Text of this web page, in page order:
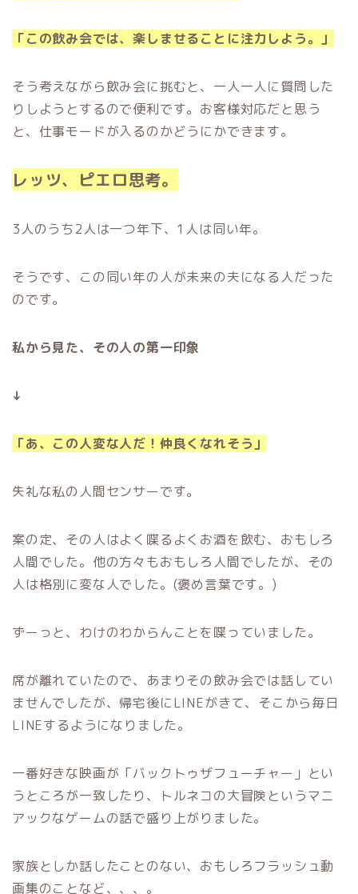
「この飲み会では、楽しませることに注力しよう。」
そう考えながら飲み会に挑むと、一人一人に質問した
りしようとするので便利です。お客様対応だと思う
と、仕事モードが入るのかどうにかできます。
レッツ、ピエロ思考。
3人のうち2人は一つ年下、1人は同い年。
そうです、この同い年の人が未来の夫になる人だった
のです。
私から見た、その人の第一印象
↓
「あ、この人変な人だ！仲良くなれそう」
失礼な私の人間センサーです。
案の定、その人はよく喋るよくお酒を飲む、おもしろ
人間でした。他の方々もおもしろ人間でしたが、その
人は格別に変な人でした。(褒め言葉です。)
ずーっと、わけのわからんことを喋っていました。
席が離れていたので、あまりその飲み会では話してい
ませんでしたが、帰宅後にLINEがきて、そこから毎日
LINEするようになりました。
一番好きな映画が「バックトゥザフューチャー」とい
うところが一致したり、トルネコの大冒険というマニ
アックなゲームの話で盛り上がりました。
家族としか話したことのない、おもしろフラッシュ動
画集のことなど、、、。